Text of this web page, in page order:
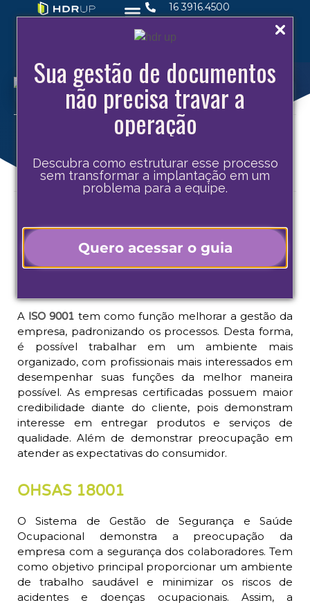
Sua gestão de documentos
não precisa travar a
operação
Descubra como estruturar esse processo
sem transformar a implantação em um
problema para a equipe.
Quero acessar o guia
16 3916.4500
brevemente sobre elas para que você entenda o
foco de cada uma. Vamos lá:
A ISO 9001 tem como função melhorar a gestão da
empresa, padronizando os processos. Desta forma,
é possível trabalhar em um ambiente mais
organizado, com profissionais mais interessados em
desempenhar suas funções da melhor maneira
possível. As empresas certificadas possuem maior
credibilidade diante do cliente, pois demonstram
interesse em entregar produtos e serviços de
qualidade. Além de demonstrar preocupação em
atender as expectativas do consumidor.
OHSAS 18001
O Sistema de Gestão de Segurança e Saúde
Ocupacional demonstra a preocupação da
empresa com a segurança dos colaboradores. Tem
como objetivo principal proporcionar um ambiente
de trabalho saudável e minimizar os riscos de
acidentes e doenças ocupacionais. Assim, a